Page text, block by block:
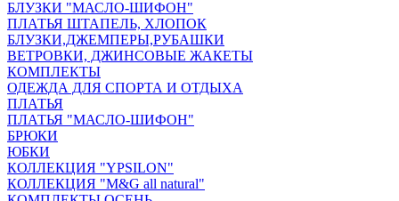
БЛУЗКИ "МАСЛО-ШИФОН"
ПЛАТЬЯ ШТАПЕЛЬ, ХЛОПОК
БЛУЗКИ,ДЖЕМПЕРЫ,РУБАШКИ
ВЕТРОВКИ, ДЖИНСОВЫЕ ЖАКЕТЫ
КОМПЛЕКТЫ
ОДЕЖДА ДЛЯ СПОРТА И ОТДЫХА
ПЛАТЬЯ
ПЛАТЬЯ "МАСЛО-ШИФОН"
БРЮКИ
ЮБКИ
КОЛЛЕКЦИЯ "YPSILON"
КОЛЛЕКЦИЯ "M&G all natural"